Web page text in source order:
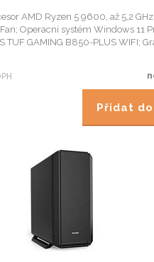
AMD Ryzen 5 9600, až 5,2
Operacní systém Windows 11
TUF GAMING B850-PLUS WIFI;
Přidat